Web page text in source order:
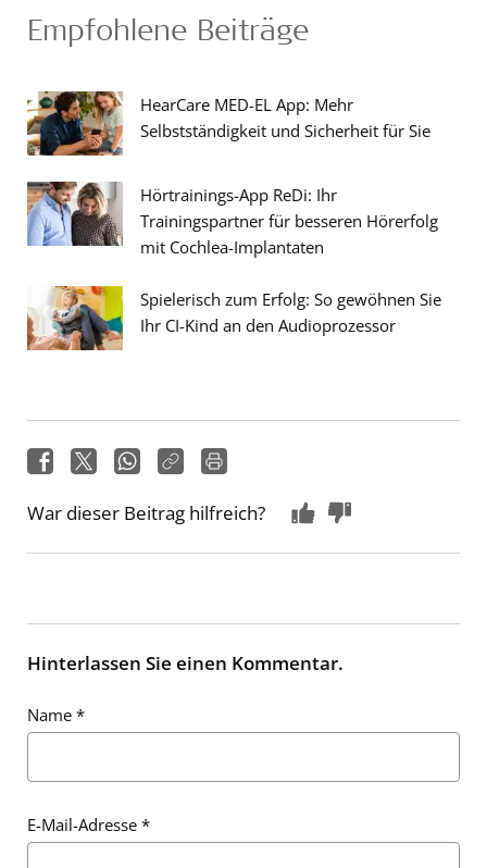
Empfohlene Beiträge
HearCare MED-EL App: Mehr
Selbstständigkeit und Sicherheit für Sie
Hörtrainings-App ReDi: Ihr
Trainingspartner für besseren Hörerfolg
mit Cochlea-Implantaten
Spielerisch zum Erfolg: So gewöhnen Sie
Ihr CI-Kind an den Audioprozessor
War dieser Beitrag hilfreich?
Hinterlassen Sie einen Kommentar.
Name *
E-Mail-Adresse *